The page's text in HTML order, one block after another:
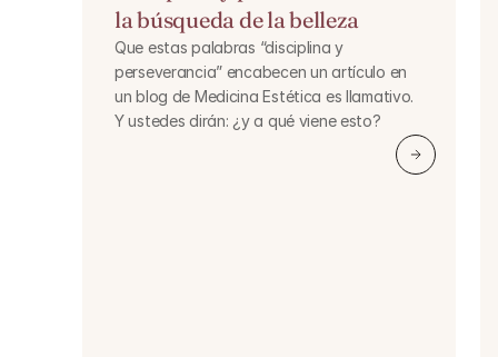
la búsqueda de la belleza
Que estas palabras “disciplina y
perseverancia” encabecen un artículo en
un blog de Medicina Estética es llamativo.
Y ustedes dirán: ¿y a qué viene esto?